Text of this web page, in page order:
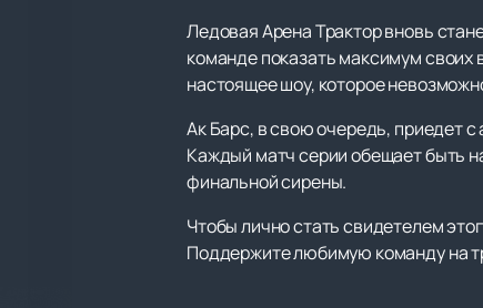
Ледовая Арена Трактор вновь
команде показать максимум
настоящее шоу, которое
Ак Барс, в свою очередь, приедет
Каждый матч серии обещает быть
финальной сирены.
Чтобы лично стать свидетелем
Поддержите любимую команду на